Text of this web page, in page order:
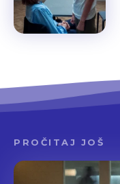
PROČITAJ JOŠ